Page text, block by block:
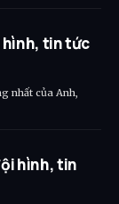
hình, tin tức
nhất của Anh,
hình, tin